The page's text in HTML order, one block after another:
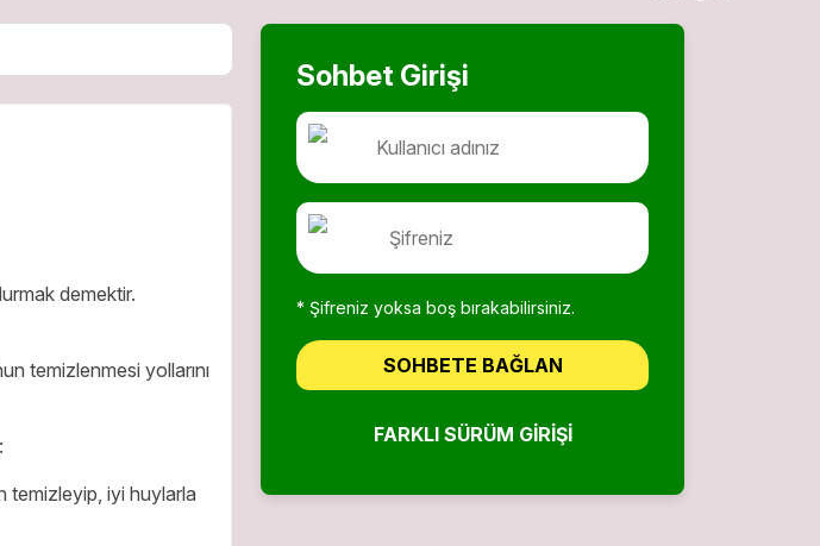
demektir.
temizlenmesi yollarını
temizleyip, iyi huylarla
Sohbet Girişi
* Şifreniz yoksa boş bırakabilirsiniz.
SOHBETE BAĞLAN
FARKLI SÜRÜM GIRIŞI